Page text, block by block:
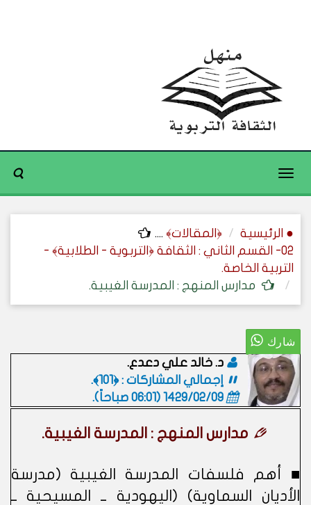
Toggle
● الرئيسية ﴿المقالات﴾ ....
02- القسم الثاني : الثقافة ﴿التربوية - الطلابية﴾ -
التربية الخاصة.
مدارس المنهج : المدرسة الغيبية.
د. خالد علي دعدع.
إجمالي المشاركات : ﴿101﴾.
1429/02/09 (06:01 صباحاً)
.
مدارس المنهج : المدرسة الغيبية.
■ أهم فلسفات المدرسة الغيبية (مدرسة
الأديان السماوية) (اليهودية ــ المسيحية ــ